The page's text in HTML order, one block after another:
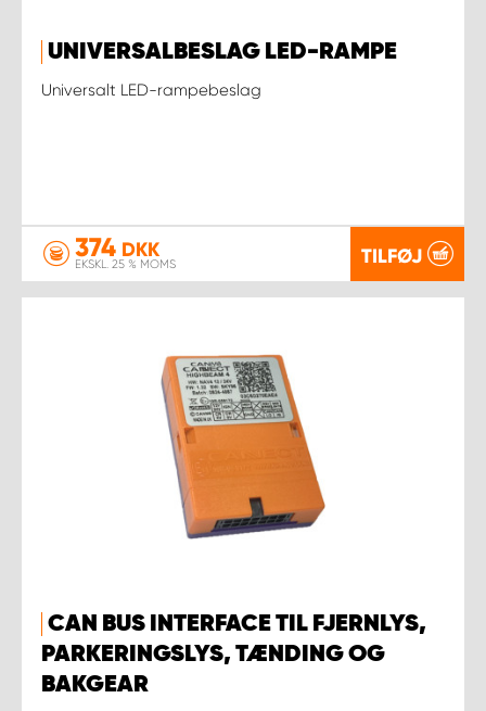
UNIVERSALBESLAG LED-RAMPE
Universalt LED-rampebeslag
374 DKK
EKSKL. 25 % MOMS TILFØJ
CAN BUS INTERFACE TIL FJERNLYS,
PARKERINGSLYS, TÆNDING OG
BAKGEAR